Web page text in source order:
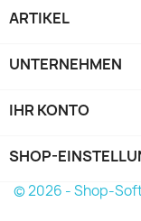
ARTIKEL
UNTERNEHMEN
IHR KONTO
SHOP-
© 2026 - Shop-